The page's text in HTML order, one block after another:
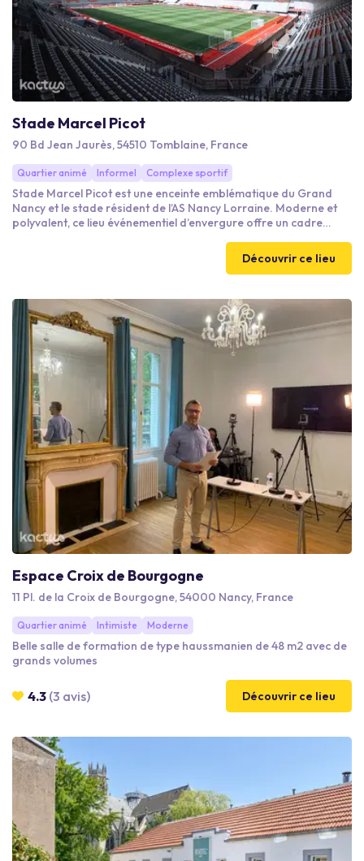
Stade Marcel Picot
90 Bd Jean Jaurès, 54510 Tomblaine, France
Quartier animé Informel Complexe sportif
Stade Marcel Picot est une enceinte emblématique du Grand
Nancy et le stade résident de l’AS Nancy Lorraine. Moderne et
polyvalent, ce lieu événementiel d’envergure offre un cadre
et grand public dans une ambiance immersive et fédératrice.
Découvrir ce lieu
Espace Croix de Bourgogne
11 Pl. de la Croix de Bourgogne, 54000 Nancy, France
Quartier animé Intimiste Moderne
Belle salle de formation de type haussmanien de 48 m2 avec de
grands volumes
4.3 (3 avis) Découvrir ce lieu